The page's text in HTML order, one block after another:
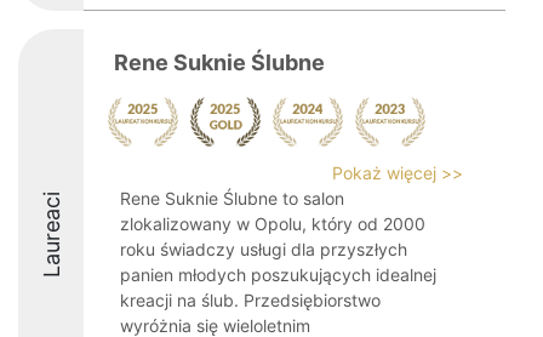
Laureaci
Rene Suknie Ślubne
Pokaż więcej >>
Rene Suknie Ślubne to salon
zlokalizowany w Opolu, który od 2000
roku świadczy usługi dla przyszłych
panien młodych poszukujących idealnej
kreacji na ślub. Przedsiębiorstwo
wyróżnia się wieloletnim